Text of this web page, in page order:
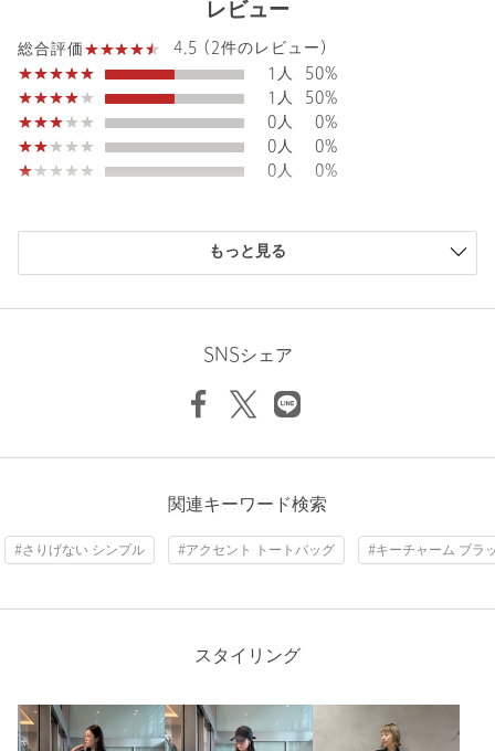
【注意事項】
※淡色の革はデニムなどの生地から色移りする可能性があるた
め、長時間の接触を避けてください。
※使い始めはジップが固い場合があります。
※商品に「取り扱い上の注意書き」、「洗濯表示」がございます
場合は、使用前に必ずご確認ください。
ご了承ください。
※商品の色味の目安は、商品単体の画像をご参照ください。
で下記の品名/品番をお申し付けください。
対象商品
タイプ WOMEN
| その他バッグ
素材 牛革
レビュー
総合評価
4.5 (2件のレビュー)
1人
50%
1人
50%
0人
0%
0人
0%
0人
0%
ニックネーム： まき
表記はライトブルーですが、ラベンダーに近いです。持手が3
身長：158cm
もっと見る
SNSシェア
関連キーワード検索
#さりげない シンプル #アクセント トートバッグ #キーチャーム ブラ
スタイリング